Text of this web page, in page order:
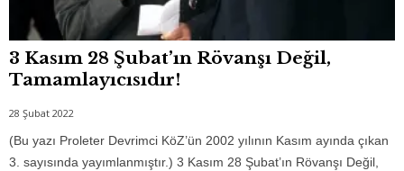
3 Kasım 28 Şubat’ın Rövanşı Değil,
Tamamlayıcısıdır!
28 Şubat 2022
(Bu yazı Proleter Devrimci KöZ’ün 2002 yılının Kasım ayında çıkan
3. sayısında yayımlanmıştır.) 3 Kasım 28 Şubat’ın Rövanşı Değil,